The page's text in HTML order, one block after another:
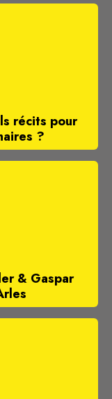
récits pour
?
& Gaspar